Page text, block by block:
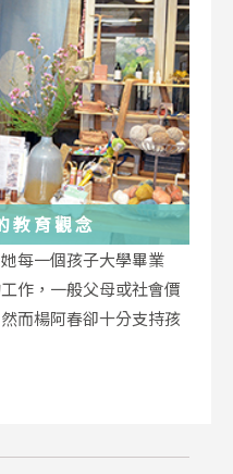
楊阿春 我的教育觀念
每一個孩子大學畢業
作，一般父母或社會價
而楊阿春卻十分支持孩